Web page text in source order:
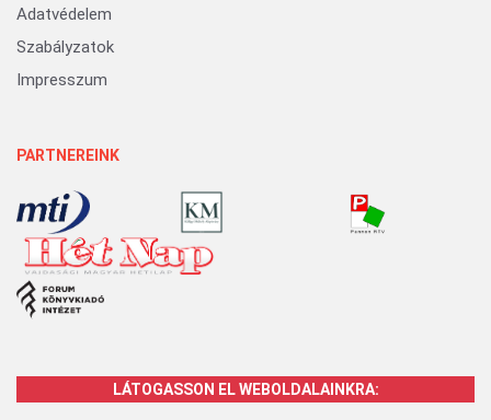
Adatvédelem
Szabályzatok
Impresszum
PARTNEREINK
LÁTOGASSON EL WEBOLDALAINKRA: